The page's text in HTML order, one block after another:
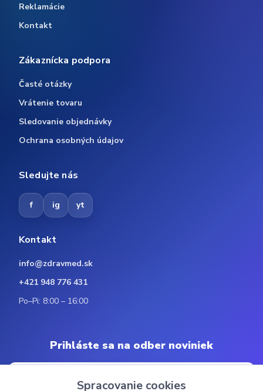
Reklamácie
Kontakt
Zákaznícka podpora
Časté otázky
Vrátenie tovaru
Sledovanie objednávky
Ochrana osobných údajov
Sledujte nás
f ig yt
Kontakt
info@zdravmed.sk
+421 948 776 431
Po–Pi: 8:00 – 16:00
Prihláste sa na odber noviniek
Spracovanie cookies